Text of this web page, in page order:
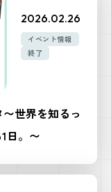
2026.02.26
イベント情報
終了
世界を知るっ
日。〜